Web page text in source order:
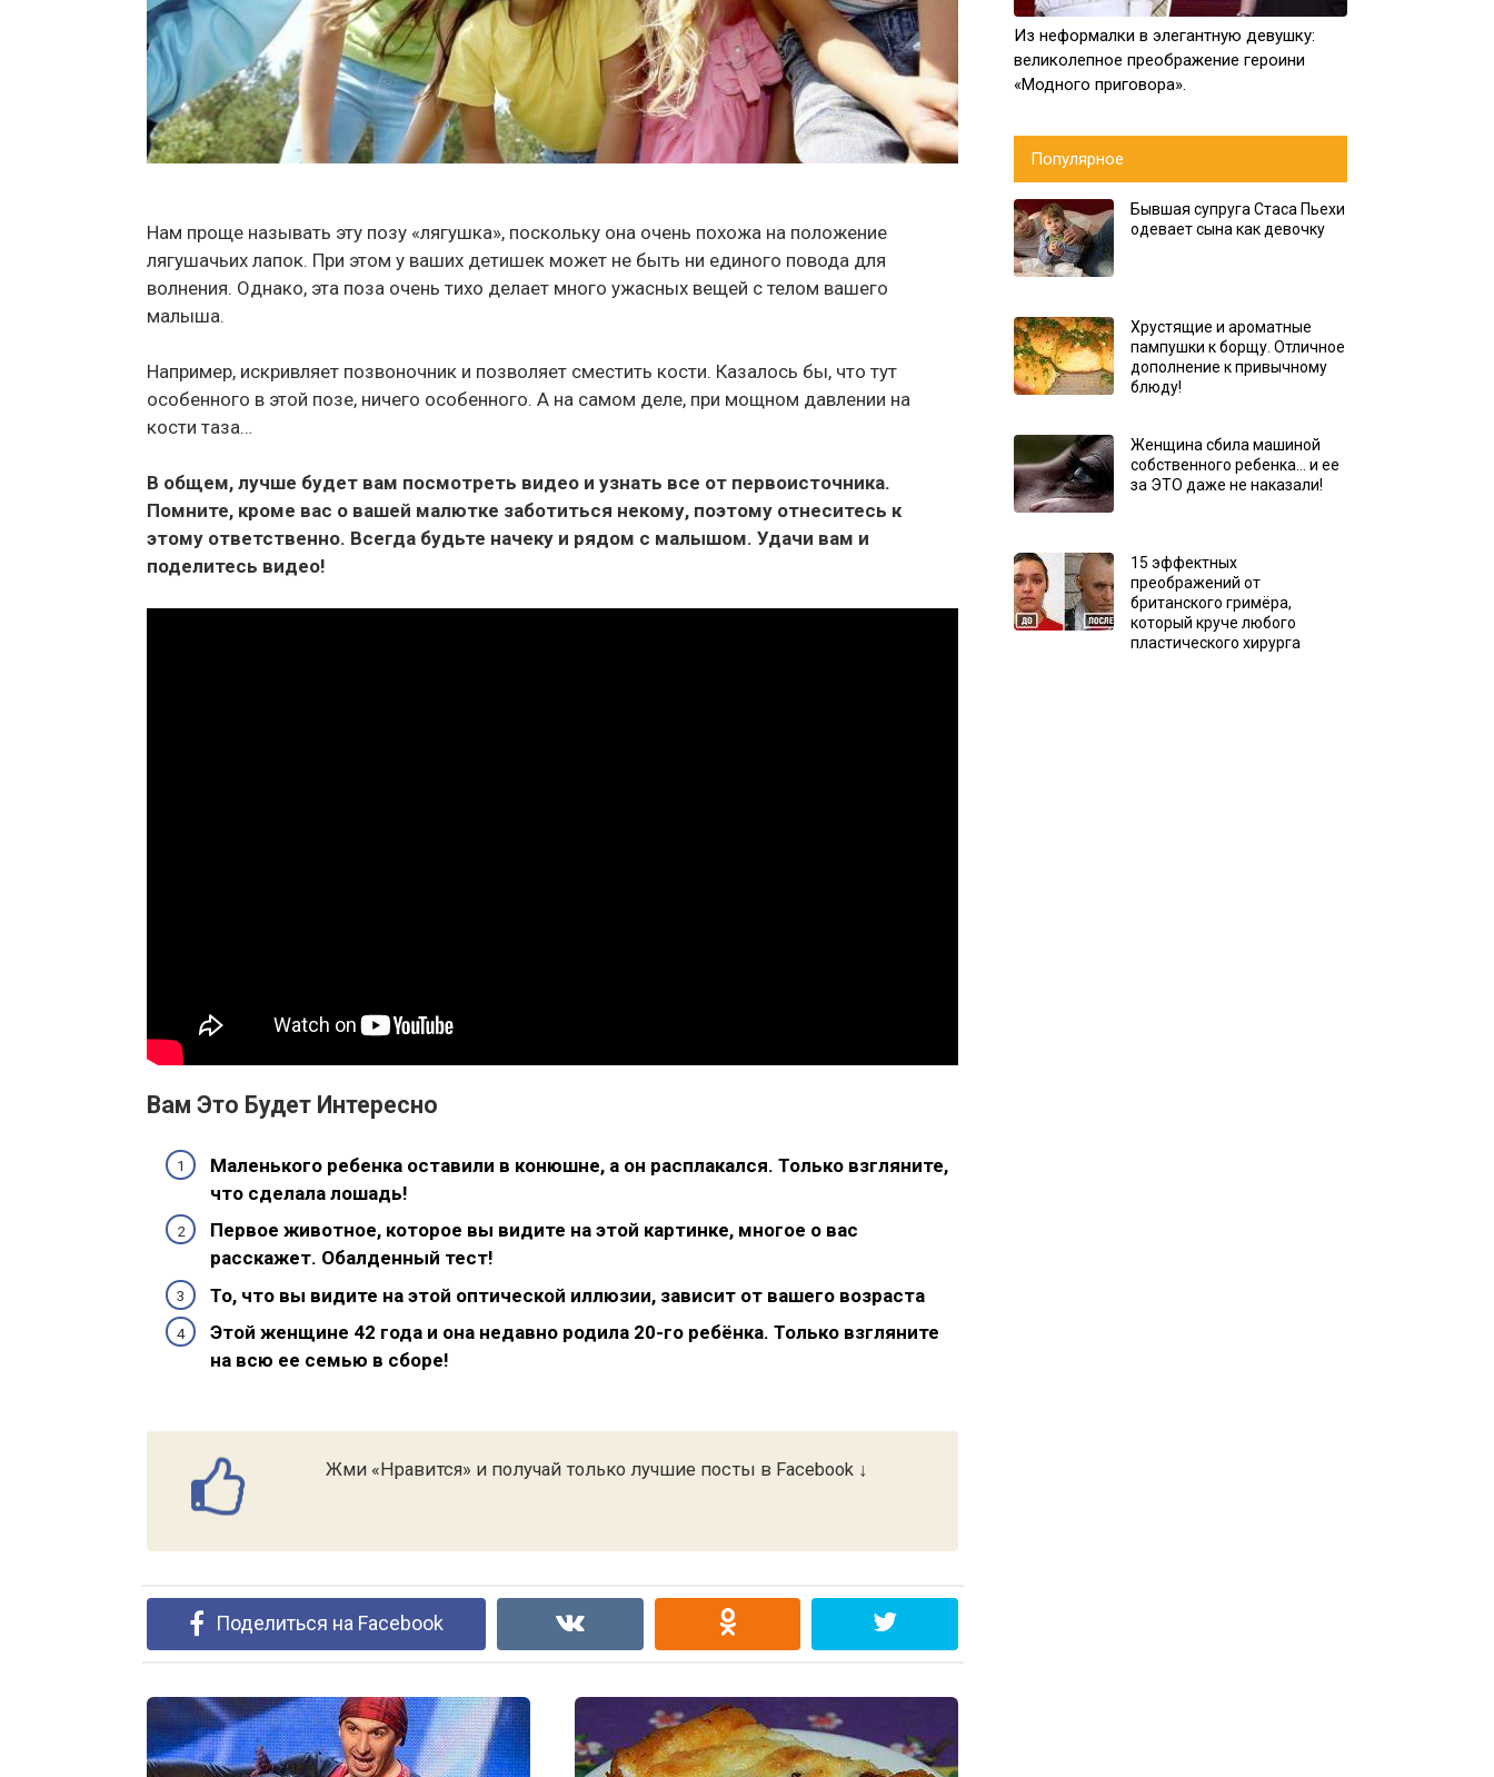
Нам проще называть эту позу «лягушка», поскольку она очень похожа на положение
лягушачьих лапок. При этом у ваших детишек может не быть ни единого повода для
волнения. Однако, эта поза очень тихо делает много ужасных вещей с телом вашего
малыша.
Например, искривляет позвоночник и позволяет сместить кости. Казалось бы, что тут
особенного в этой позе, ничего особенного. А на самом деле, при мощном давлении на
кости таза…
В общем, лучше будет вам посмотреть видео и узнать все от первоисточника.
Помните, кроме вас о вашей малютке заботиться некому, поэтому отнеситесь к
этому ответственно. Всегда будьте начеку и рядом с малышом. Удачи вам и
поделитесь видео!
Вам Это Будет Интересно
Маленького ребенка оставили в конюшне, а он расплакался. Только взгляните,
что сделала лошадь!
Первое животное, которое вы видите на этой картинке, многое о вас
расскажет. Обалденный тест!
То, что вы видите на этой оптической иллюзии, зависит от вашего возраста
Этой женщине 42 года и она недавно родила 20-го ребёнка. Только взгляните
на всю ее семью в сборе!
Жми «Нравится» и получай только лучшие посты в Facebook ↓
Поделиться на Facebook
Из неформалки в элегантную девушку:
великолепное преображение героини
«Модного приговора».
Популярное
Бывшая супруга Стаса Пьехи
одевает сына как девочку
Хрустящие и ароматные
пампушки к борщу. Отличное
дополнение к привычному
блюду!
Женщина сбила машиной
собственного ребенка… и ее
за ЭТО даже не наказали!
15 эффектных
преображений от
британского гримёра,
который круче любого
пластического хирурга